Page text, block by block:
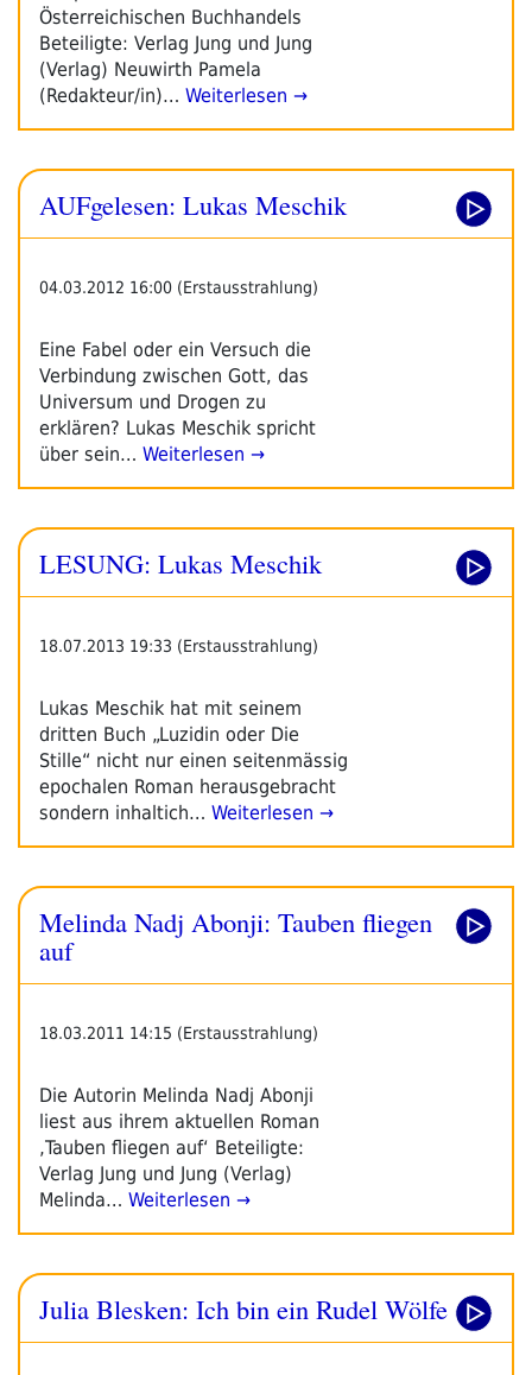
Österreichischen Buchhandels
Beteiligte: Verlag Jung und Jung
(Verlag) Neuwirth Pamela
(Redakteur/in)… Weiterlesen →
AUFgelesen: Lukas Meschik
04.03.2012 16:00 (Erstausstrahlung)
Eine Fabel oder ein Versuch die
Verbindung zwischen Gott, das
Universum und Drogen zu
erklären? Lukas Meschik spricht
über sein… Weiterlesen →
LESUNG: Lukas Meschik
18.07.2013 19:33 (Erstausstrahlung)
Lukas Meschik hat mit seinem
dritten Buch „Luzidin oder Die
Stille“ nicht nur einen seitenmässig
epochalen Roman herausgebracht
sondern inhaltich… Weiterlesen →
Melinda Nadj Abonji: Tauben fliegen
auf
18.03.2011 14:15 (Erstausstrahlung)
Die Autorin Melinda Nadj Abonji
liest aus ihrem aktuellen Roman
‚Tauben fliegen auf‘ Beteiligte:
Verlag Jung und Jung (Verlag)
Melinda… Weiterlesen →
Julia Blesken: Ich bin ein Rudel Wölfe